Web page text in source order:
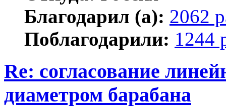
Благодарил (а): 2062
Поблагодарили: 1244
Re: согласование
диаметром барабана